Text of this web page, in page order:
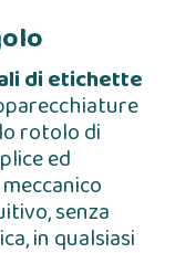
di etichette
rotolo di
ed
senza
in qualsiasi